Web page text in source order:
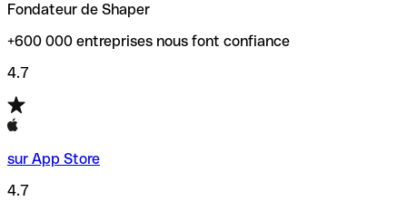
Fondateur de Shaper
+600 000 entreprises nous font confiance
4.7
sur App Store
4.7